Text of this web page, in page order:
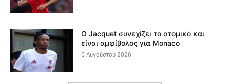
Ο Jacquet συνεχίζει το ατομικό και
είναι αμφίβολος για Monaco
6 Αυγούστου 2026